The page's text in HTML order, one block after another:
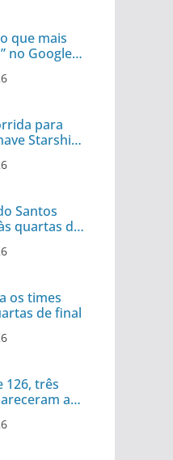
que mais
no Google
para
Starship
Santos
quartas da
os times
de final
126, três
ao